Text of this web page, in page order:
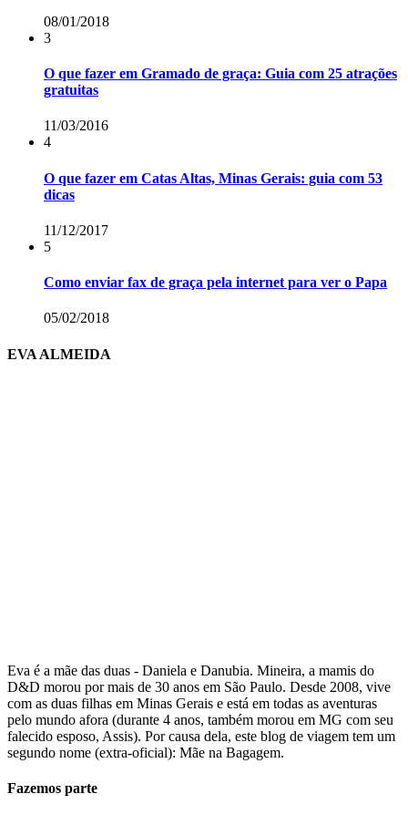
08/01/2018
3
O que fazer em Gramado de graça: Guia com 25 atrações
gratuitas
11/03/2016
4
O que fazer em Catas Altas, Minas Gerais: guia com 53
dicas
11/12/2017
5
Como enviar fax de graça pela internet para ver o Papa
05/02/2018
EVA ALMEIDA
Eva é a mãe das duas - Daniela e Danubia. Mineira, a mamis do
D&D morou por mais de 30 anos em São Paulo. Desde 2008, vive
com as duas filhas em Minas Gerais e está em todas as aventuras
pelo mundo afora (durante 4 anos, também morou em MG com seu
falecido esposo, Assis). Por causa dela, este blog de viagem tem um
segundo nome (extra-oficial): Mãe na Bagagem.
Fazemos parte